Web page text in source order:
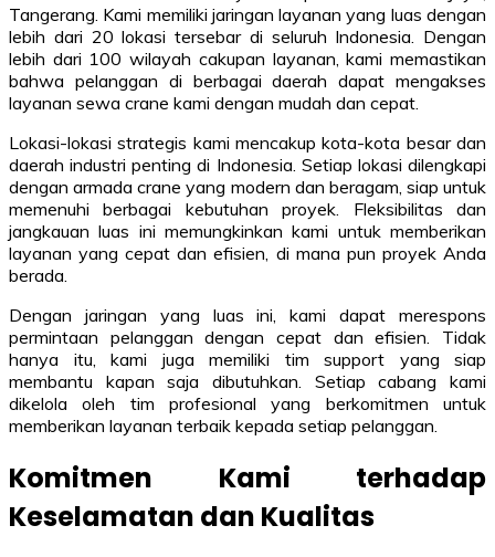
Tangerang. Kami memiliki jaringan layanan yang luas dengan
lebih dari 20 lokasi tersebar di seluruh Indonesia. Dengan
lebih dari 100 wilayah cakupan layanan, kami memastikan
bahwa pelanggan di berbagai daerah dapat mengakses
layanan sewa crane kami dengan mudah dan cepat.
Lokasi-lokasi strategis kami mencakup kota-kota besar dan
daerah industri penting di Indonesia. Setiap lokasi dilengkapi
dengan armada crane yang modern dan beragam, siap untuk
memenuhi berbagai kebutuhan proyek. Fleksibilitas dan
jangkauan luas ini memungkinkan kami untuk memberikan
layanan yang cepat dan efisien, di mana pun proyek Anda
berada.
Dengan jaringan yang luas ini, kami dapat merespons
permintaan pelanggan dengan cepat dan efisien. Tidak
hanya itu, kami juga memiliki tim support yang siap
membantu kapan saja dibutuhkan. Setiap cabang kami
dikelola oleh tim profesional yang berkomitmen untuk
memberikan layanan terbaik kepada setiap pelanggan.
Komitmen Kami terhadap
Keselamatan dan Kualitas